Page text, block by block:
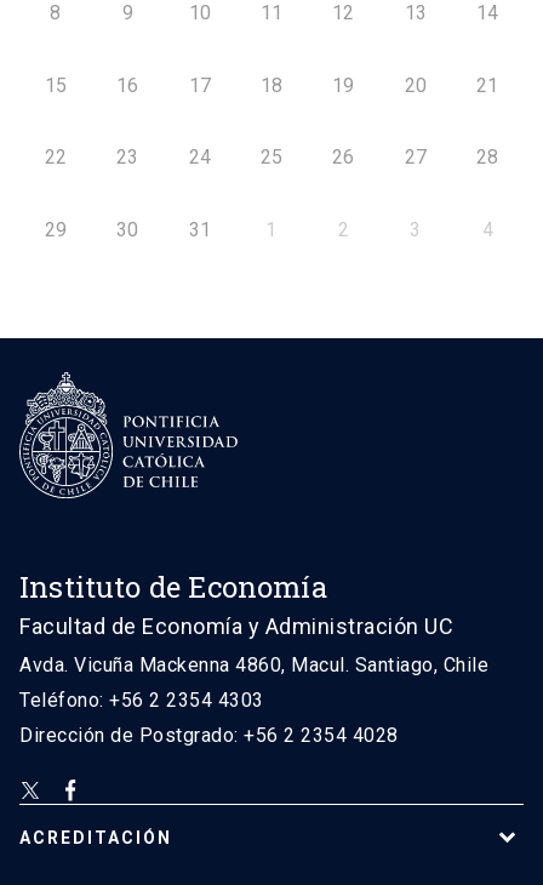
8 9 10 11 12 13 14
15 16 17 18 19 20 21
22 23 24 25 26 27 28
29 30 31 1 2 3 4
Instituto de Economía
Facultad de Economía y Administración UC
Avda. Vicuña Mackenna 4860, Macul. Santiago, Chile
Teléfono: +56 2 2354 4303
Dirección de Postgrado: +56 2 2354 4028
ACREDITACIÓN